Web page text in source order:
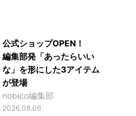
公式ショップOPEN！
編集部発「あったらいい
な」を形にした3アイテム
が登場
nobico編集部
2026.08.06